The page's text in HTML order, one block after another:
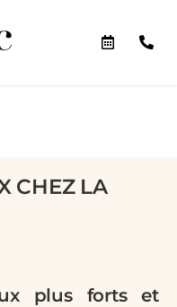
CHEZ LA
plus forts et